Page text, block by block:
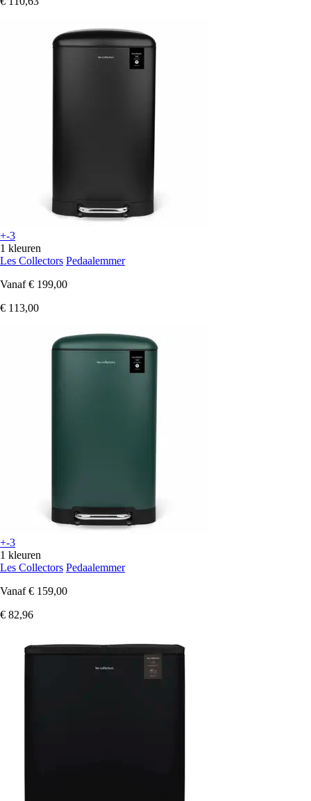
+-3
1 kleuren
Les Collectors Pedaalemmer
Vanaf € 199,00
€ 113,00
+-3
1 kleuren
Les Collectors Pedaalemmer
Vanaf € 159,00
€ 82,96